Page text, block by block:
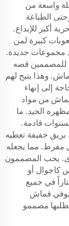
واسعة من
وحتى الطباعة
أكبر للإبداع.
كبيرة لمن
مجموعات جديدة.
للمصممين قصه
وهذا يتيح لهم
إلى إنهاء
من مواد
الجيد. ما
قادمة.
خفيفة تعطيه
مفرط. مما يجعله
يحب المصممون
كاجوال أو
في جميع
قماش
مصممو